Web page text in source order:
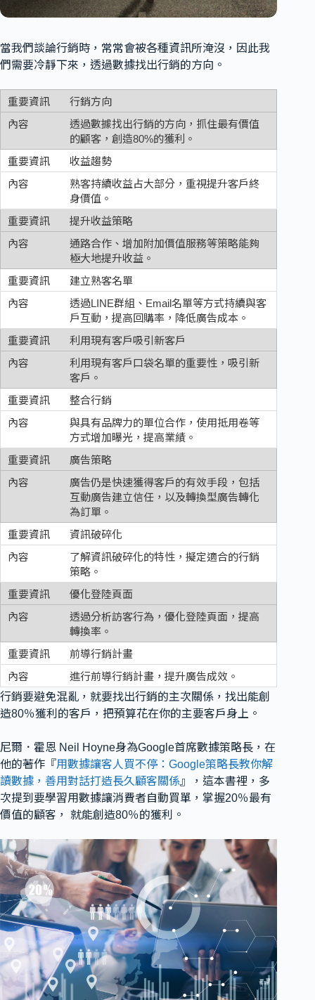
當我們談論行銷時，常常會被各種資訊所淹沒，因此我
們需要冷靜下來，透過數據找出行銷的方向。
行銷方向
透過數據找出行銷的方向，抓住最有價值
的顧客，創造80%的獲利。
收益趨勢
熟客持續收益占大部分，重視提升客戶終
身價值。
提升收益策略
通路合作、增加附加價值服務等策略能夠
極大地提升收益。
建立熟客名單
透過LINE群組、Email名單等方式持續與客
戶互動，提高回購率，降低廣告成本。
利用現有客戶吸引新客戶
利用現有客戶口袋名單的重要性，吸引新
客戶。
整合行銷
與具有品牌力的單位合作，使用抵用卷等
方式增加曝光，提高業績。
廣告策略
廣告仍是快速獲得客戶的有效手段，包括
互動廣告建立信任，以及轉換型廣告轉化
為訂單。
資訊破碎化
了解資訊破碎化的特性，擬定適合的行銷
策略。
優化登陸頁面
透過分析訪客行為，優化登陸頁面，提高
轉換率。
前導行銷計畫
進行前導行銷計畫，提升廣告成效。
行銷要避免混亂，就要找出行銷的主次關係，找出能創
造80％獲利的客戶，把預算花在你的主要客戶身上。
尼爾．霍恩 Neil Hoyne身為Google首席數據策略長，在
他的著作『用數據讓客人買不停：Google策略長教你解
讀數據，善用對話打造長久顧客關係』，這本書裡，多
次提到要學習用數據讓消費者自動買單，掌握20％最有
價值的顧客， 就能創造80％的獲利。